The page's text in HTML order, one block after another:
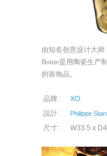
由知名创意设计大师
Bonze是用陶瓷生产
的装饰品。
品牌:
XO
設計:
Philippe
尺寸: W33.5 x